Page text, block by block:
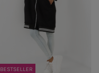
BESTSELLER